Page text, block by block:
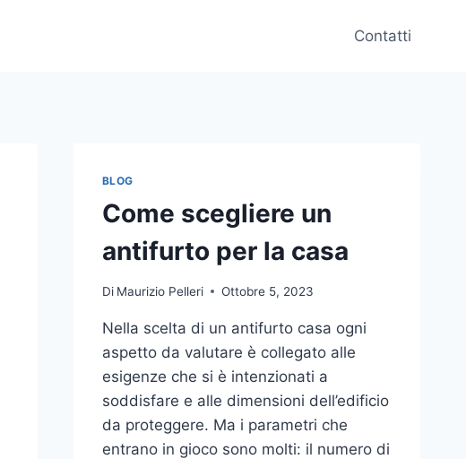
Contatti
BLOG
Come scegliere un
antifurto per la casa
Di Maurizio Pelleri Ottobre 5, 2023
Nella scelta di un antifurto casa ogni
aspetto da valutare è collegato alle
esigenze che si è intenzionati a
soddisfare e alle dimensioni dell’edificio
da proteggere. Ma i parametri che
entrano in gioco sono molti: il numero di